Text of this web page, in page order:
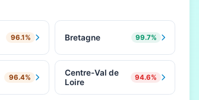
96.1% Bretagne 99.7%
96.4%
Centre-Val de
Loire
94.6%